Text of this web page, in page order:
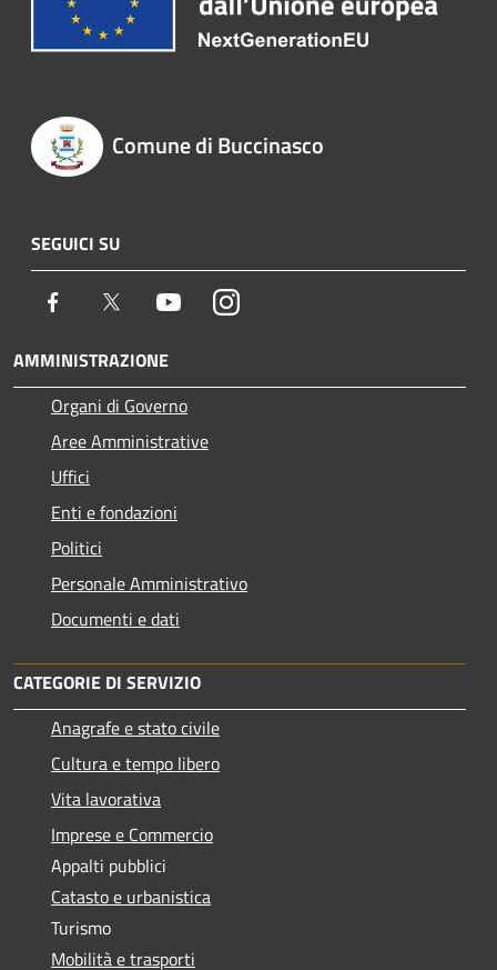
Comune di Buccinasco
SEGUICI SU
Facebook Twitter YoutubeInstagram
AMMINISTRAZIONE
Organi di Governo
Aree Amministrative
Uffici
Enti e fondazioni
Politici
Personale Amministrativo
Documenti e dati
CATEGORIE DI SERVIZIO
Anagrafe e stato civile
Cultura e tempo libero
Vita lavorativa
Imprese e Commercio
Appalti pubblici
Catasto e urbanistica
Turismo
Mobilità e trasporti